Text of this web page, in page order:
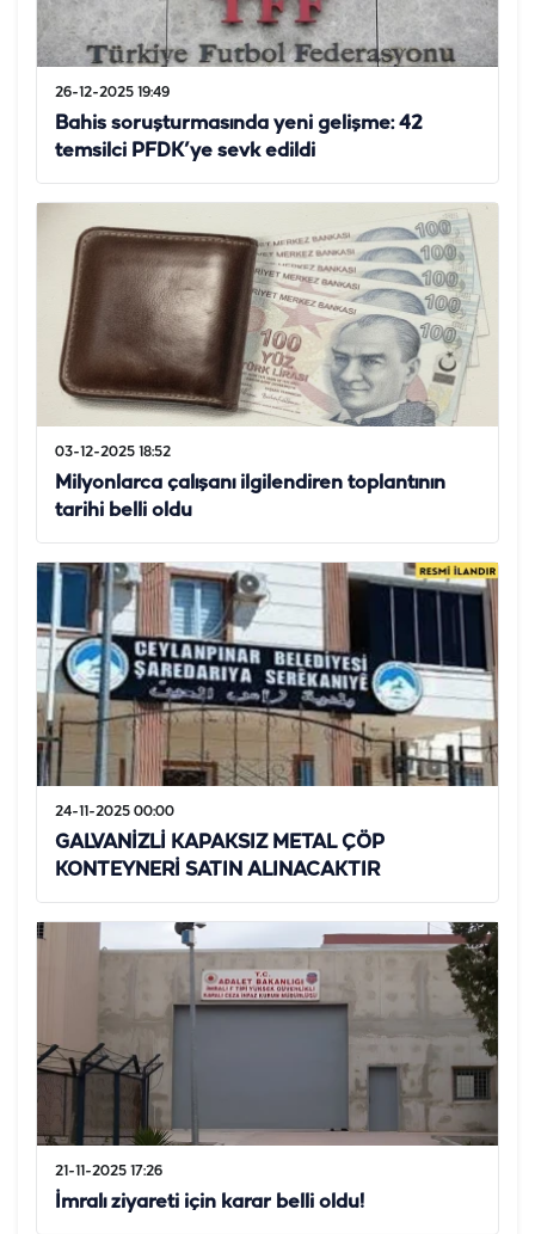
26-12-2025 19:49
Bahis soruşturmasında yeni gelişme: 42
temsilci PFDK’ye sevk edildi
03-12-2025 18:52
Milyonlarca çalışanı ilgilendiren toplantının
tarihi belli oldu
24-11-2025 00:00
GALVANİZLİ KAPAKSIZ METAL ÇÖP
KONTEYNERİ SATIN ALINACAKTIR
21-11-2025 17:26
İmralı ziyareti için karar belli oldu!